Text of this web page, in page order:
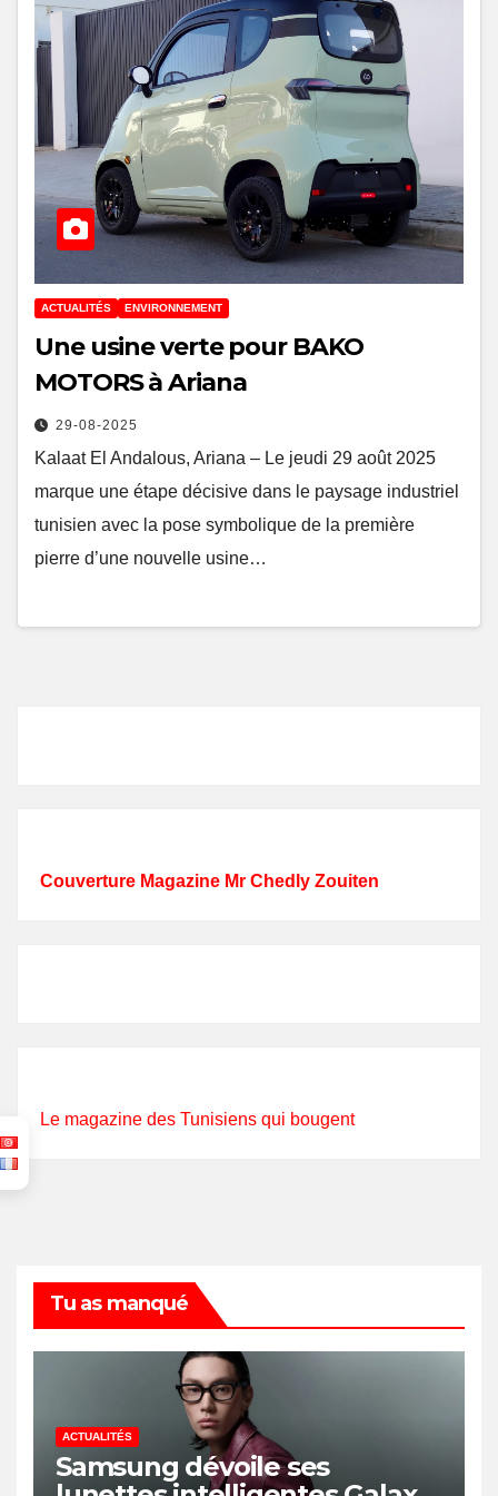
ACTUALITÉS ENVIRONNEMENT
Une usine verte pour BAKO
MOTORS à Ariana
29-08-2025
Kalaat El Andalous, Ariana – Le jeudi 29 août 2025
marque une étape décisive dans le paysage industriel
tunisien avec la pose symbolique de la première
pierre d’une nouvelle usine…
Couverture Magazine Mr Chedly Zouiten
Le magazine des Tunisiens qui bougent
Tu as manqué
ACTUALITÉS
Samsung dévoile ses